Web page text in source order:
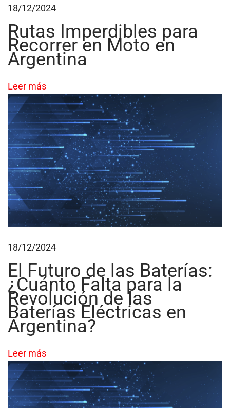
o
l
1
0
f
a
c
t
o
r
e
s
a
t
e
n
e
e
n
c
u
e
t
a
p
a
18/12/2024
Rutas Imperdibles para
Recorrer en Moto en
Argentina
Leer más
18/12/2024
El Futuro de las Baterías:
¿Cuánto Falta para la
Revolución de las
Baterías Eléctricas en
Argentina?
Leer más